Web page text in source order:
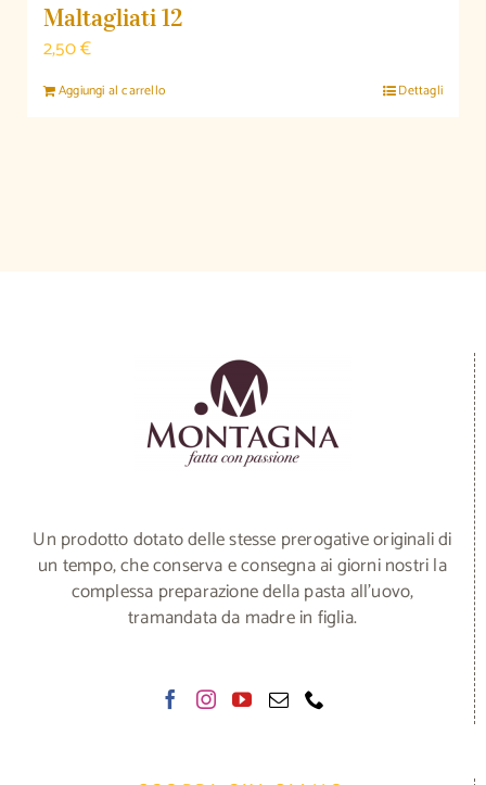
Maltagliati 12
2,50€
Aggiungi al carrello Dettagli
Un prodotto dotato delle stesse prerogative originali di
un tempo, che conserva e consegna ai giorni nostri la
complessa preparazione della pasta all’uovo,
tramandata da madre in figlia.